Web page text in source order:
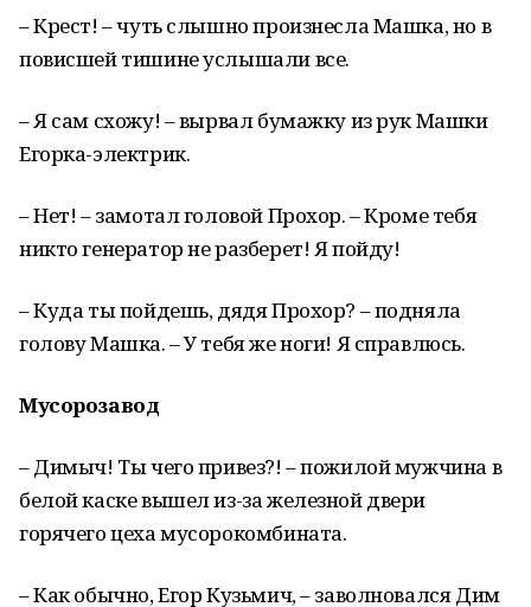
– Крест! – чуть слышно произнесла Машка, но в
повисшей тишине услышали все.
– Я сам схожу! – вырвал бумажку из рук Машки
Егорка-электрик.
– Нет! – замотал головой Прохор. – Кроме тебя
никто генератор не разберет! Я пойду!
– Куда ты пойдешь, дядя Прохор? – подняла
голову Машка. – У тебя же ноги! Я справлюсь.
Мусорозавод
– Димыч! Ты чего привез?! – пожилой мужчина в
белой каске вышел из-за железной двери
горячего цеха мусорокомбината.
– Как обычно, Егор Кузьмич, – заволновался Дим